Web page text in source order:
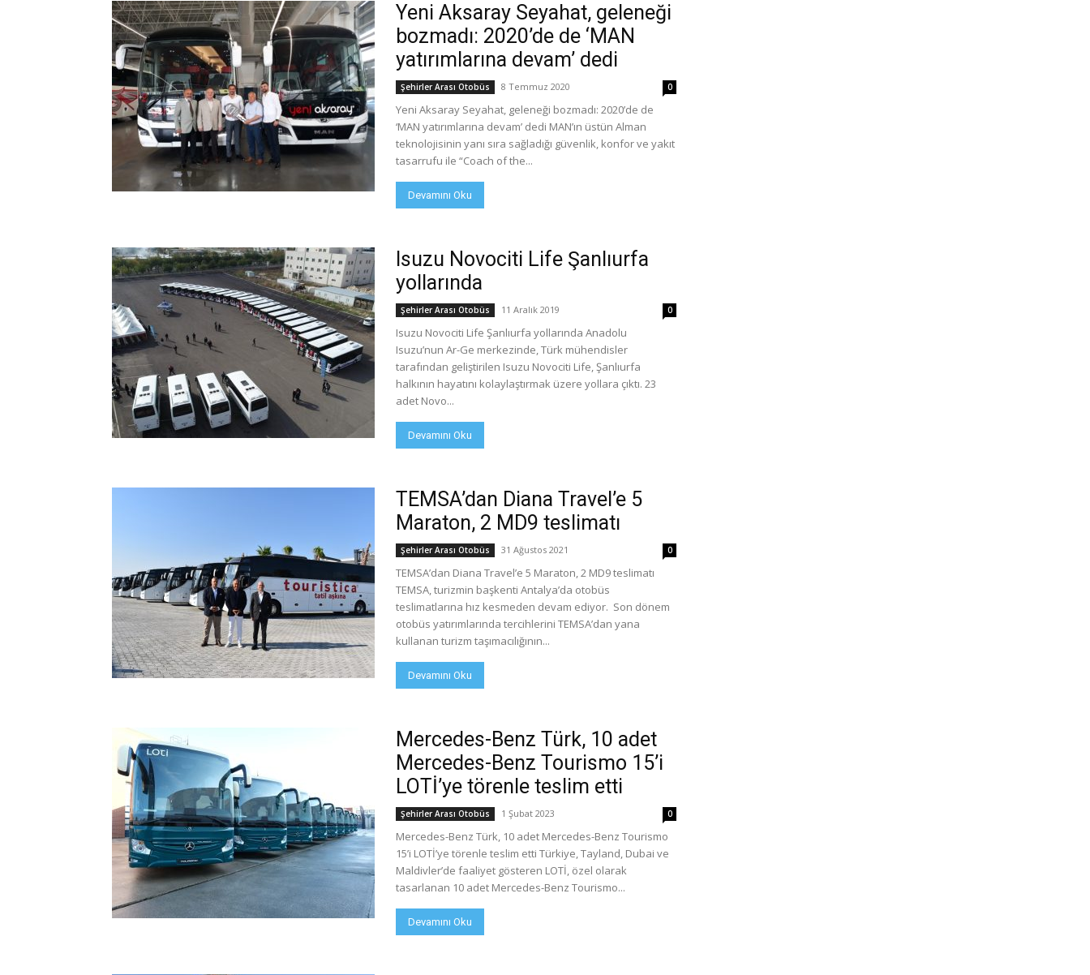
Yeni Aksaray Seyahat, geleneği
bozmadı: 2020’de de ‘MAN
yatırımlarına devam’ dedi
Şehirler Arası Otobüs 8 Temmuz 2020 0
Yeni Aksaray Seyahat, geleneği bozmadı: 2020’de de
‘MAN yatırımlarına devam’ dedi MAN’ın üstün Alman
teknolojisinin yanı sıra sağladığı güvenlik, konfor ve yakıt
tasarrufu ile “Coach of the...
Devamını Oku
Isuzu Novociti Life Şanlıurfa
yollarında
Şehirler Arası Otobüs 11 Aralık 2019 0
Isuzu Novociti Life Şanlıurfa yollarında Anadolu
Isuzu’nun Ar-Ge merkezinde, Türk mühendisler
tarafından geliştirilen Isuzu Novociti Life, Şanlıurfa
halkının hayatını kolaylaştırmak üzere yollara çıktı. 23
adet Novo...
Devamını Oku
TEMSA’dan Diana Travel’e 5
Maraton, 2 MD9 teslimatı
Şehirler Arası Otobüs 31 Ağustos 2021 0
TEMSA’dan Diana Travel’e 5 Maraton, 2 MD9 teslimatı
TEMSA, turizmin başkenti Antalya’da otobüs
teslimatlarına hız kesmeden devam ediyor. Son dönem
otobüs yatırımlarında tercihlerini TEMSA’dan yana
kullanan turizm taşımacılığının...
Devamını Oku
Mercedes-Benz Türk, 10 adet
Mercedes-Benz Tourismo 15’i
LOTİ’ye törenle teslim etti
Şehirler Arası Otobüs 1 Şubat 2023 0
Mercedes-Benz Türk, 10 adet Mercedes-Benz Tourismo
15’i LOTİ’ye törenle teslim etti Türkiye, Tayland, Dubai ve
Maldivler’de faaliyet gösteren LOTİ, özel olarak
tasarlanan 10 adet Mercedes-Benz Tourismo...
Devamını Oku